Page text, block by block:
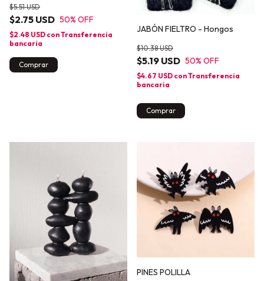
$2.75 USD
$5.51 USD
50% OFF
$2.48 USD conTransferencia
bancaria
Comprar
JABÓN FIELTRO - Hongos
$5.19 USD
$10.38 USD
50% OFF
$4.67 USD conTransferencia
bancaria
Comprar
PINES POLILLA